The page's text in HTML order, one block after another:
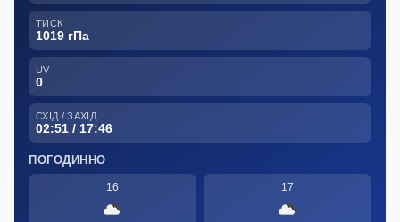
ТИСК
1019 гПа
UV
0
СХІД / ЗАХІД
02:51 / 17:46
ПОГОДИННО
16 17